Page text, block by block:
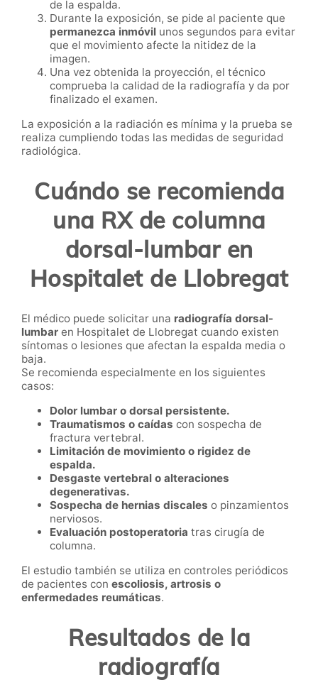
de la espalda.
Durante la exposición, se pide al paciente que
permanezca inmóvil unos segundos para evitar
que el movimiento afecte la nitidez de la
imagen.
Una vez obtenida la proyección, el técnico
comprueba la calidad de la radiografía y da por
finalizado el examen.
La exposición a la radiación es mínima y la prueba se
realiza cumpliendo todas las medidas de seguridad
radiológica.
Cuándo se recomienda
una RX de columna
dorsal-lumbar en
Hospitalet de Llobregat
El médico puede solicitar una radiografía dorsal-
lumbar en Hospitalet de Llobregat cuando existen
síntomas o lesiones que afectan la espalda media o
baja.
Se recomienda especialmente en los siguientes
casos:
Dolor lumbar o dorsal persistente.
Traumatismos o caídas con sospecha de
fractura vertebral.
Limitación de movimiento o rigidez de
espalda.
Desgaste vertebral o alteraciones
degenerativas.
Sospecha de hernias discales o pinzamientos
nerviosos.
Evaluación postoperatoria tras cirugía de
columna.
El estudio también se utiliza en controles periódicos
de pacientes con escoliosis, artrosis o
enfermedades reumáticas.
Resultados de la
radiografía